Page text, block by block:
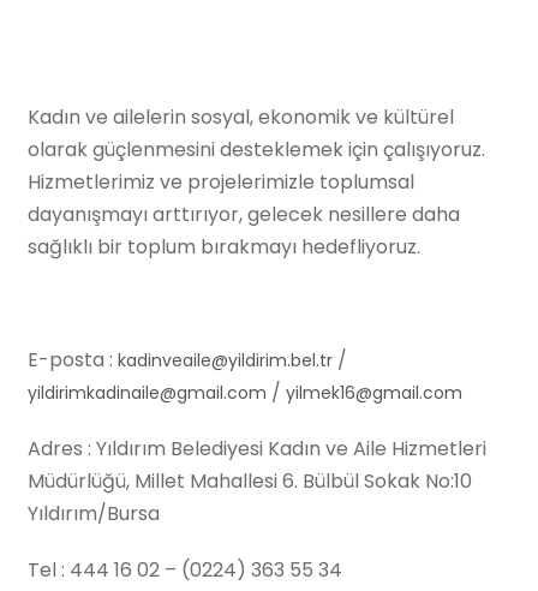
Kadın ve ailelerin sosyal, ekonomik ve kültürel
olarak güçlenmesini desteklemek için çalışıyoruz.
Hizmetlerimiz ve projelerimizle toplumsal
dayanışmayı arttırıyor, gelecek nesillere daha
sağlıklı bir toplum bırakmayı hedefliyoruz.
E-posta : kadinveaile@yildirim.bel.tr /
yildirimkadinaile@gmail.com / yilmek16@gmail.com
Adres : Yıldırım Belediyesi Kadın ve Aile Hizmetleri
Müdürlüğü, Millet Mahallesi 6. Bülbül Sokak No:10
Yıldırım/Bursa
Tel : 444 16 02 – (0224) 363 55 34